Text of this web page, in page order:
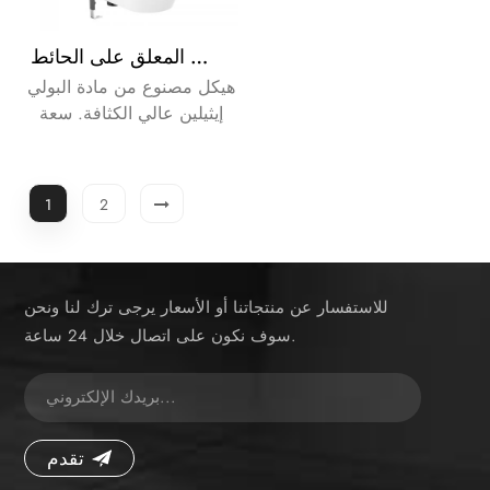
خزان مخفي مزدوج التدفق للمرحاض المعلق على الحائط
هيكل مصنوع من مادة البولي
إيثيلين عالي الكثافة. سعة
للحمامات الحديثة، حيث يجمع
بين كفاءة الخزان المخفي
سهلة الاستخدام، مما يوفر
حلاً عالي الأداء وموفرًا
للمساحة للمراحيض المثبتة
1 2
للاستفسار عن منتجاتنا أو الأسعار يرجى ترك لنا ونحن
سوف نكون على اتصال خلال 24 ساعة.
تقدم